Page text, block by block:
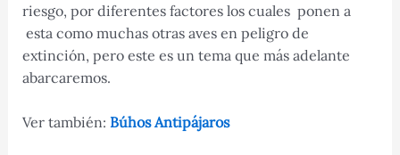
riesgo, por diferentes factores los cuales ponen a
esta como muchas otras aves en peligro de
extinción, pero este es un tema que más adelante
abarcaremos.
Ver también: Búhos Antipájaros